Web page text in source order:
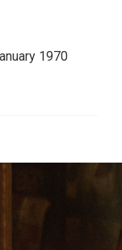
1970